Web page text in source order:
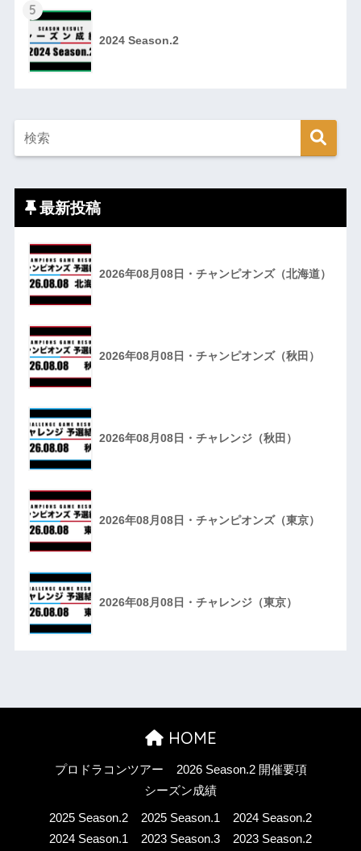
5
2024 Season.2
最新投稿
2026年08月08日・チャンピオンズ（北海道）
2026年08月08日・チャンピオンズ（秋田）
2026年08月08日・チャレンジ（秋田）
2026年08月08日・チャンピオンズ（東京）
2026年08月08日・チャレンジ（東京）
HOME
プロドラコンツアー
2026 Season.2 開催要項
シーズン成績
2025 Season.2 2025 Season.1
2024 Season.2
2024 Season.1
2023 Season.3 2023 Season.2